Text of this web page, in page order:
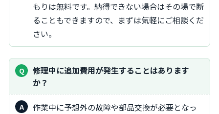
もりは無料です。納得できない場合はその場で断
ることもできますので、まずは気軽にご相談くだ
さい。
修理中に追加費用が発生することはあります
か？
作業中に予想外の故障や部品交換が必要となっ